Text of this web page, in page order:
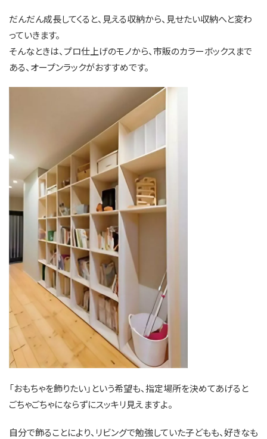
だんだん成長してくると、見える収納から、見せたい収納へと変わ
っていきます。
そんなときは、プロ仕上げのモノから、市販のカラーボックスまで
ある、オープンラックがおすすめです。
「おもちゃを飾りたい」という希望も、指定場所を決めてあげると
ごちゃごちゃにならずにスッキリ見えますよ。
自分で飾ることにより、リビングで勉強していた子どもも、好きなも